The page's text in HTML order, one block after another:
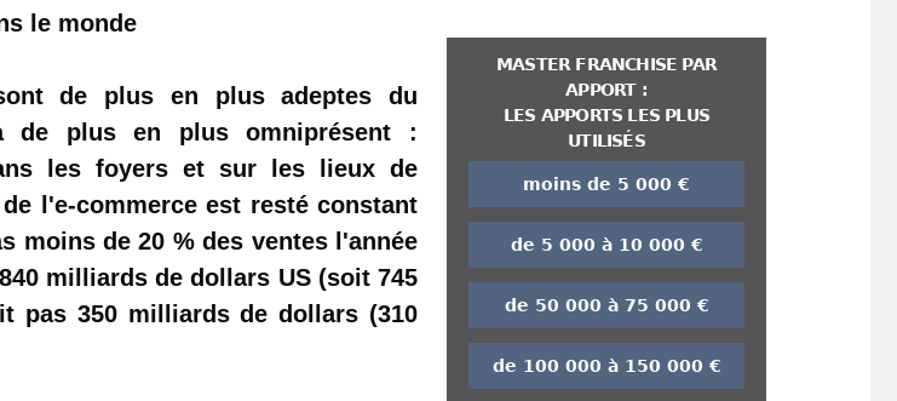
le monde
de plus en plus adeptes du
de plus en plus omniprésent :
les foyers et sur les lieux de
l'e-commerce est resté constant
moins de 20 % des ventes l'année
milliards de dollars US (soit 745
pas 350 milliards de dollars (310
MASTER FRANCHISE PAR
APPORT :
LES APPORTS LES PLUS
UTILISÉS
moins de 5 000 €
de 5 000 à 10 000 €
de 50 000 à 75 000 €
de 100 000 à 150 000 €